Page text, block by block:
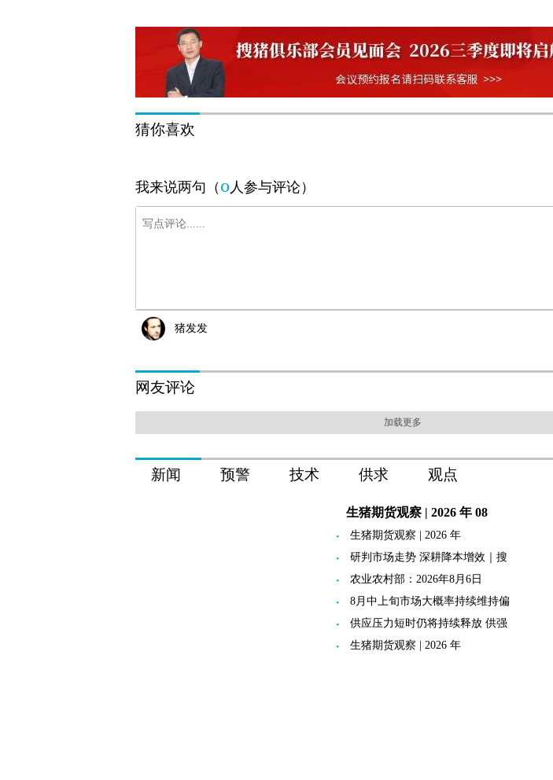
猜你喜欢
我来说两句（ 0人参与评论）
猪发发
网友评论
加载更多
新闻 预警 技术 供求 观点
生猪期货观察 | 2026 年 08
生猪期货观察 | 2026 年
研判市场走势 深耕降本增效｜搜
农业农村部：2026年8月6日
8月中上旬市场大概率持续维持偏
供应压力短时仍将持续释放 供强
生猪期货观察 | 2026 年